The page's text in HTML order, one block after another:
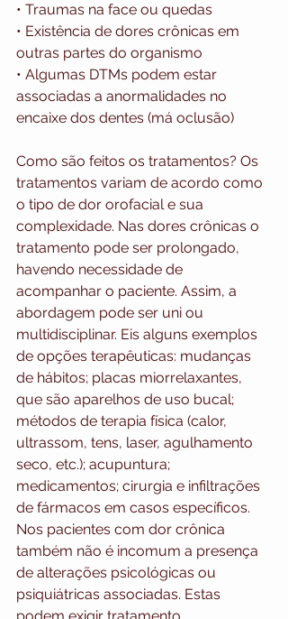
• Traumas na face ou quedas
• Existência de dores crônicas em
outras partes do organismo
• Algumas DTMs podem estar
associadas a anormalidades no
encaixe dos dentes (má oclusão)
Como são feitos os tratamentos? Os
tratamentos variam de acordo como
o tipo de dor orofacial e sua
complexidade. Nas dores crônicas o
tratamento pode ser prolongado,
havendo necessidade de
acompanhar o paciente. Assim, a
abordagem pode ser uni ou
multidisciplinar. Eis alguns exemplos
de opções terapêuticas: mudanças
de hábitos; placas miorrelaxantes,
que são aparelhos de uso bucal;
métodos de terapia física (calor,
ultrassom, tens, laser, agulhamento
seco, etc.); acupuntura;
medicamentos; cirurgia e infiltrações
de fármacos em casos específicos.
Nos pacientes com dor crônica
também não é incomum a presença
de alterações psicológicas ou
psiquiátricas associadas. Estas